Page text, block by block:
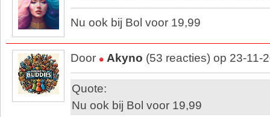
Nu ook bij Bol voor 19,99
Door Akyno (53 reacties) op 23-11-
Quote:
Nu ook bij Bol voor 19,99